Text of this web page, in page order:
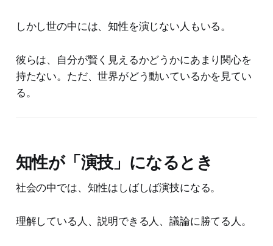
しかし世の中には、知性を演じない人もいる。
彼らは、自分が賢く見えるかどうかにあまり関心を
持たない。ただ、世界がどう動いているかを見てい
る。
知性が「演技」になるとき
社会の中では、知性はしばしば演技になる。
理解している人、説明できる人、議論に勝てる人。